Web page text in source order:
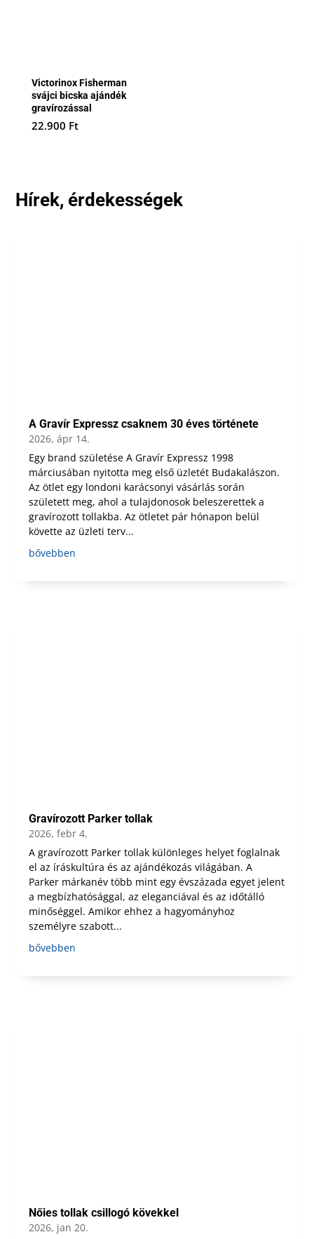
Victorinox Fisherman
svájci bicska ajándék
gravírozással
22.900 Ft
Hírek, érdekességek
A Gravír Expressz csaknem 30 éves története
2026, ápr 14.
Egy brand születése A Gravír Expressz 1998
márciusában nyitotta meg első üzletét Budakalászon.
Az ötlet egy londoni karácsonyi vásárlás során
született meg, ahol a tulajdonosok beleszerettek a
gravírozott tollakba. Az ötletet pár hónapon belül
követte az üzleti terv...
bővebben
Gravírozott Parker tollak
2026, febr 4.
A gravírozott Parker tollak különleges helyet foglalnak
el az íráskultúra és az ajándékozás világában. A
Parker márkanév több mint egy évszázada egyet jelent
a megbízhatósággal, az eleganciával és az időtálló
minőséggel. Amikor ehhez a hagyományhoz
személyre szabott...
bővebben
Nőies tollak csillogó kövekkel
2026, jan 20.